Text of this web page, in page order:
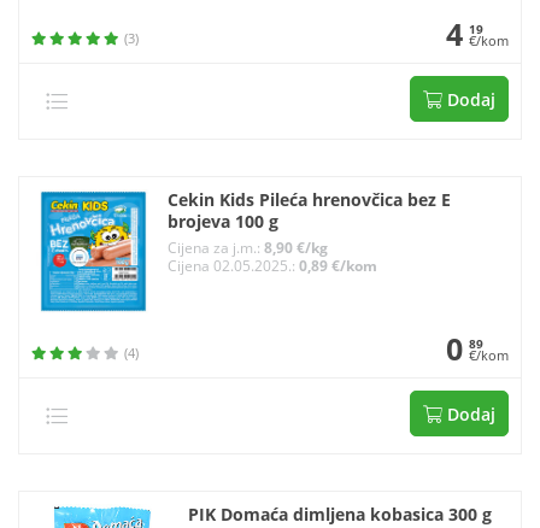
(3) 4 19
€/kom
Dodaj
Cekin Kids Pileća hrenovčica bez E
brojeva 100 g
Cijena za j.m.: 8,90 €/kg
Cijena 02.05.2025.: 0,89 €/kom
(4) 0 89
€/kom
Dodaj
PIK Domaća dimljena kobasica 300 g